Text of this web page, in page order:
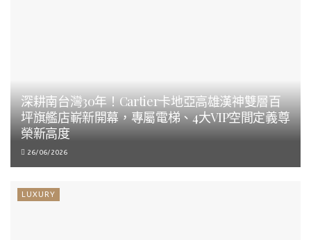
深耕南台灣30年！Cartier卡地亞高雄漢神雙層百
坪旗艦店嶄新開幕，專屬電梯、4大VIP空間定義尊
榮新高度
26/06/2026
LUXURY